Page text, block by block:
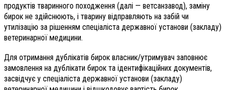
продуктів тваринного походження (далі — ветсанзавод), заміну
бирок не здійснюють, і тварину відправляють на забій чи
утилізацію за рішенням спеціаліста державної установи (закладу)
ветеринарної медицини.
Для отримання дублікатів бирок власник/утримувач заповнює
замовлення на дублікати бирок та ідентифікаційних документів,
засвідчує у спеціаліста державної установи (закладу)